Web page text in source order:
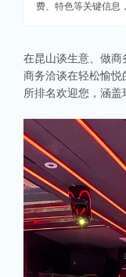
费、特色等关键信息
在昆山谈生意、做
商务洽谈在轻松愉
所排名欢迎您，涵